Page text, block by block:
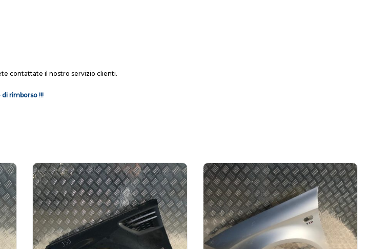
contattate il nostro servizio clienti.
rimborso !!!